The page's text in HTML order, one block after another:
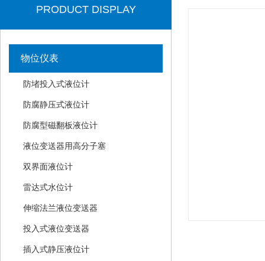
PRODUCT DISPLAY
物位仪表
防堵投入式液位计
防腐静压式液位计
防腐型磁翻板液位计
液位变送器用高分子塞
双界面液位计
雷达式水位计
伸缩法兰液位变送器
投入式液位变送器
插入式静压液位计